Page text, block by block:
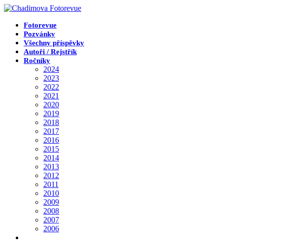
Přejít
obsahuFotorevue
Pozvánky
Všechny příspěvky
Autoři / Rejstřík
Ročníky
2024
2023
2022
2021
2020
2019
2018
2017
2016
2015
2014
2013
2012
2011
2010
2009
2008
2007
2006